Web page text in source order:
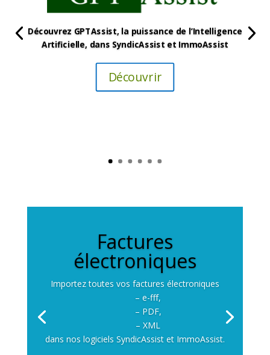
Découvrez GPTAssist, la puissance de l’Intelligence
Artificielle, dans SyndicAssist et ImmoAssist
Découvrir
Factures
électroniques
Importez toutes vos factures électroniques
– e-fff,
– PDF,
– XML
dans nos logiciels SyndicAssist et ImmoAssist.